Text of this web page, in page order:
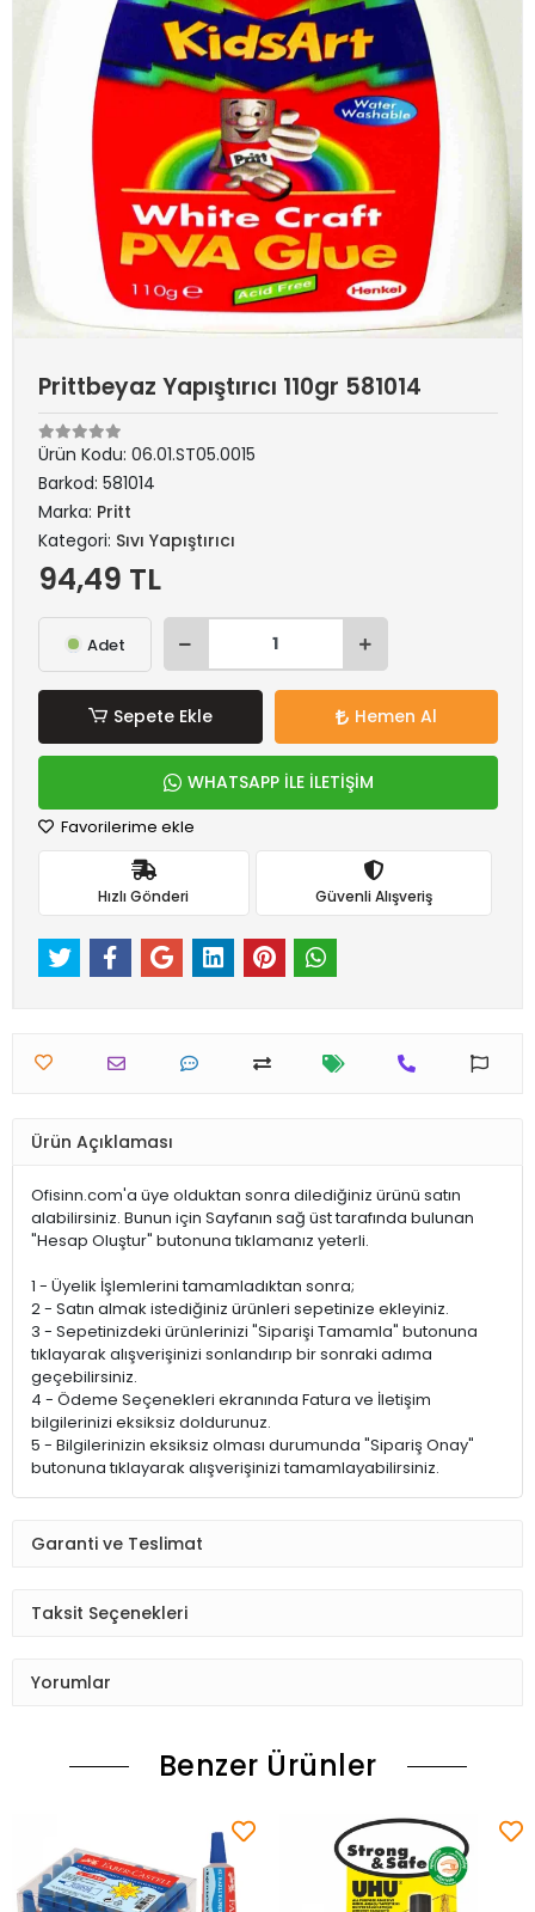
Prittbeyaz Yapıştırıcı 110gr 581014
Ürün Kodu: 06.01.ST05.0015
Barkod: 581014
Marka: Pritt
Kategori: Sıvı Yapıştırıcı
94,49 TL
Adet
Sepete Ekle Hemen Al
WHATSAPP İLE İLETİŞİM
Favorilerime ekle
Hızlı Gönderi Güvenli Alışveriş
Ürün Açıklaması
Ofisinn.com'a üye olduktan sonra dilediğiniz ürünü satın
alabilirsiniz. Bunun için Sayfanın sağ üst tarafında bulunan
"Hesap Oluştur" butonuna tıklamanız yeterli.
1 - Üyelik İşlemlerini tamamladıktan sonra;
2 - Satın almak istediğiniz ürünleri sepetinize ekleyiniz.
3 - Sepetinizdeki ürünlerinizi "Siparişi Tamamla" butonuna
tıklayarak alışverişinizi sonlandırıp bir sonraki adıma
geçebilirsiniz.
4 - Ödeme Seçenekleri ekranında Fatura ve İletişim
bilgilerinizi eksiksiz doldurunuz.
5 - Bilgilerinizin eksiksiz olması durumunda "Sipariş Onay"
butonuna tıklayarak alışverişinizi tamamlayabilirsiniz.
Garanti ve Teslimat
Taksit Seçenekleri
Yorumlar
Benzer Ürünler